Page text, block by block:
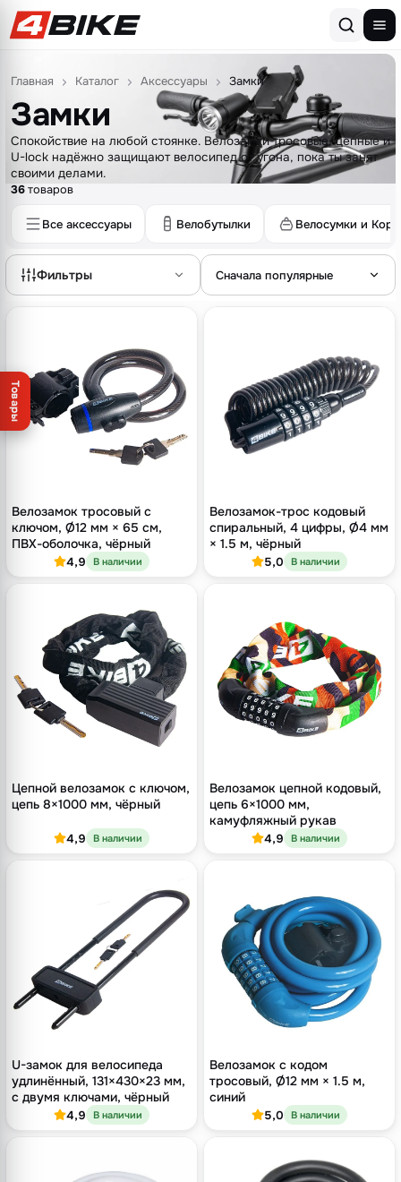
Главная Каталог Аксессуары Замки
Замки
Спокойствие на любой стоянке. Велозамки тросовые, цепные и
U-lock надёжно защищают велосипед от угона, пока ты занят
своими делами.
36товаров
Все аксессуары Велобутылки Велосумки и
Фильтры Сначала популярные
Велозамок тросовый с
ключом, Ø12 мм × 65 см,
ПВХ-оболочка, чёрный
4,9 В наличии
Велозамок-трос кодовый
спиральный, 4 цифры, Ø4 мм
× 1.5 м, чёрный
5,0 В наличии
Цепной велозамок с ключом,
цепь 8×1000 мм, чёрный
4,9 В наличии
Велозамок цепной кодовый,
цепь 6×1000 мм,
камуфляжный рукав
4,9 В наличии
U-замок для велосипеда
удлинённый, 131×430×23 мм,
с двумя ключами, чёрный
4,9 В наличии
Велозамок с кодом
тросовый, Ø12 мм × 1.5 м,
синий
5,0 В наличии
Товары